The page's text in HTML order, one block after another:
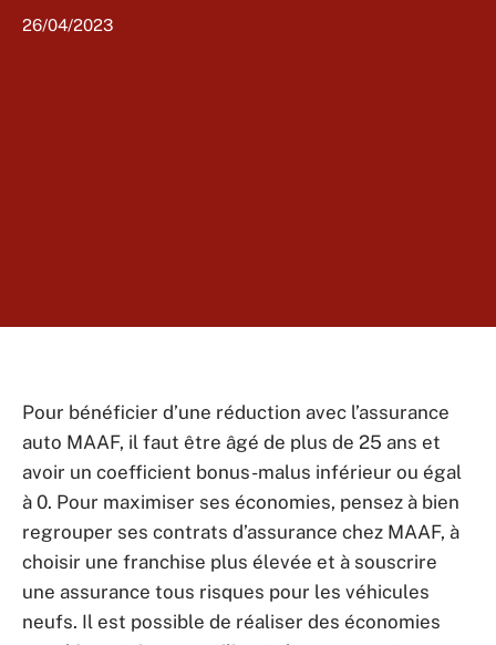
26/04/2023
Pour bénéficier d’une réduction avec l’assurance
auto MAAF, il faut être âgé de plus de 25 ans et
avoir un coefficient bonus-malus inférieur ou égal
à 0. Pour maximiser ses économies, pensez à bien
regrouper ses contrats d’assurance chez MAAF, à
choisir une franchise plus élevée et à souscrire
une assurance tous risques pour les véhicules
neufs. Il est possible de réaliser des économies